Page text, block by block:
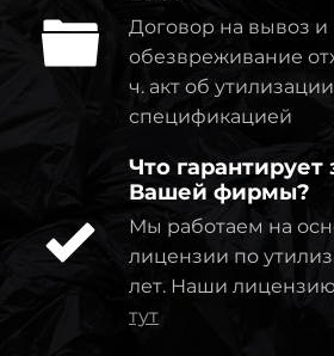
Договор на вывоз и
обезвреживание
ч. акт об
спецификацией
Что гарантирует
Вашей фирмы?
Мы работаем на
лицензии по
лет. Наши
тут